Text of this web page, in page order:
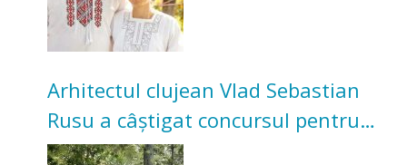
Arhitectul clujean Vlad Sebastian
Rusu a câștigat concursul pentru
transformarea Grădinii Casei